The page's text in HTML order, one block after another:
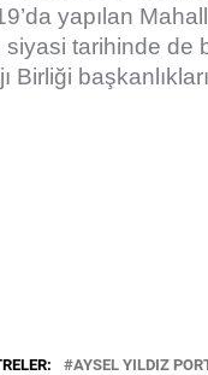
yapılan
tarihinde de
Birliği
AYSEL YILDIZ